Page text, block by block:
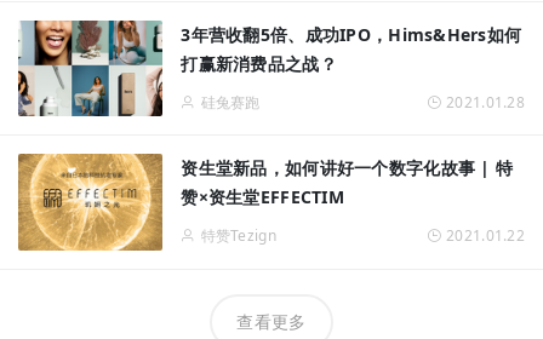
3年营收翻5倍、成功IPO，Hims&Hers如何
打赢新消费品之战？
硅兔赛跑 2021.01.28
资生堂新品，如何讲好一个数字化故事 | 特
赞×资生堂EFFECTIM
特赞Tezign 2021.01.22
查看更多